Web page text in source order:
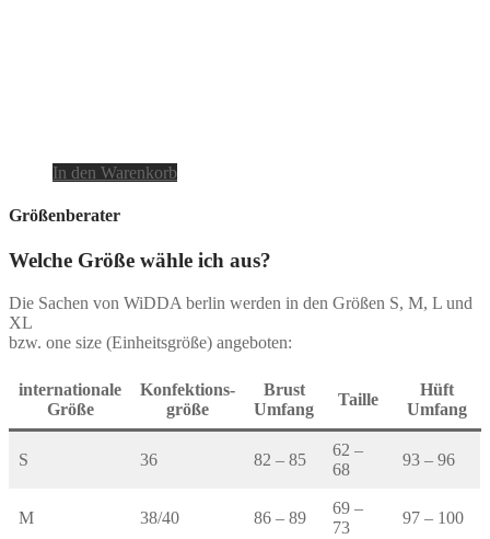
In den Warenkorb
Größenberater
Welche Größe wähle ich aus?
Die Sachen von WiDDA berlin werden in den Größen S, M, L und
XL
bzw. one size (Einheitsgröße) angeboten:
internationale
Größe
Konfektions-
größe
Brust
Umfang
Taille
Hüft
Umfang
S 36 82 – 85
62 –
68
93 – 96
M 38/40 86 – 89
69 –
73
97 – 100